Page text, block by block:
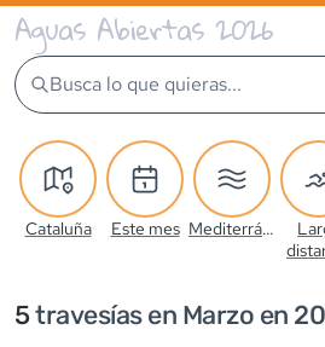
Aguas Abiertas 2026
Busca lo que quieras...
Cataluña Este mes Mediterráneo
5travesías en Marzo en